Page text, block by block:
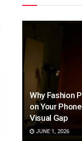
Why Fashion
on Your
Visual Gap
JUNE 1, 2026